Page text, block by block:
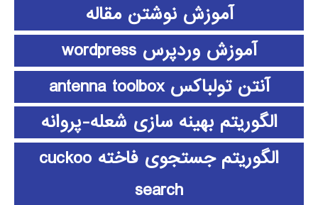
آموزش نوشتن مقاله
آموزش وردپرس wordpress
آنتن تولباکس antenna toolbox
الگوریتم بهینه سازی شعله-پروانه
الگوریتم جستجوی فاخته cuckoo
search